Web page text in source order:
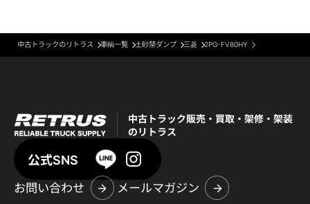
中古トラックのリトラス 車輌一覧 土砂禁ダンプ 三菱 2PG-FV80HY
中古トラック販売・買取・架修・架装
のリトラス
公式SNS
お問い合わせ
メールマガジン